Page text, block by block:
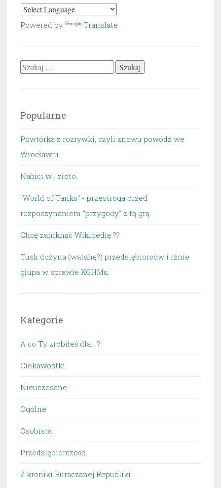
Powered by Translate
Szukaj:
Popularne
Powtórka z rozrywki, czyli znowu powódź we
Wrocławiu
Nabici w... złoto.
"World of Tanks" - przestroga przed
rozpoczynaniem "przygody" z tą grą.
Chcę zamknąć Wikipedię ??
Tusk dożyna (watahę?) przedsiębiorców i rżnie
głupa w sprawie KGHMu.
Kategorie
A co Ty zrobiłeś dla… ?
Ciekawostki
Nieuczesane
Ogólne
Osobista
Przedsiębiorczość
Z kroniki Buraczanej Republiki